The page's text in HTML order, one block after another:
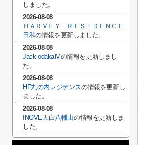
しました。
2026-08-08
ＨＡＲＶＥＹ ＲＥＳＩＤＥＮＣＥ
日和の情報を更新しました。
2026-08-08
Jack odakaⅣの情報を更新しまし
た。
2026-08-08
HF丸の内レジデンスの情報を更新し
ました。
2026-08-08
INOVE天白八幡山の情報を更新しま
した。